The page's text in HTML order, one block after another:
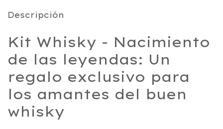
Descripción
Kit Whisky - Nacimiento
de las leyendas: Un
regalo exclusivo para
los amantes del buen
whisky